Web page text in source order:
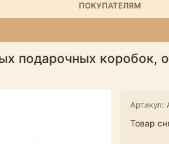
ПОКУПАТЕЛЯМ
подарочных коробок,
Артикул:
Товар